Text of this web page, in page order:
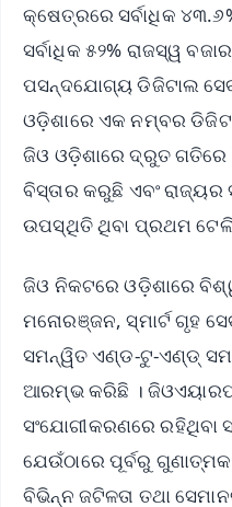
କ୍ଷେତ୍ରରେ ସର୍ବାଧିକ
ସର୍ବାଧିକ ୫୨% ରାଜସ୍ୱ
ପସନ୍ଦଯୋଗ୍ୟ ଡିଜିଟାଲ
ଓଡ଼ିଶାରେ ଏକ ନମ୍ବର
ଜିଓ ଓଡ଼ିଶାରେ ଦ୍ରୁତ ଗତିରେ
ବିସ୍ତାର କରୁଛି ଏବଂ ରାଜ୍ୟର
ଉପସ୍ଥିତି ଥିବା ପ୍ରଥମ
ଜିଓ ନିକଟରେ ଓଡ଼ିଶାରେ
ମନୋରଞ୍ଜନ, ସ୍ମାର୍ଟ ଗୃହ
ସମନ୍ୱିତ ଏଣ୍ଡ-ଟୁ-ଏଣ୍ଡ୍
ଆରମ୍ଭ କରିଛି ।
ସଂଯୋଗୀକରଣରେ ରହିଥିବା
ଯେଉଁଠାରେ ପୂର୍ବରୁ
ବିଭିନ୍ନ ଜଟିଳତା ତଥା